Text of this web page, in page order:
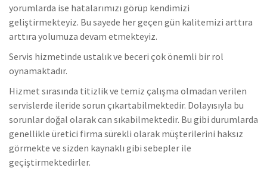
yorumlarda ise hatalarımızı görüp kendimizi
geliştirmekteyiz. Bu sayede her geçen gün kalitemizi arttıra
arttıra yolumuza devam etmekteyiz.
Servis hizmetinde ustalık ve beceri çok önemli bir rol
oynamaktadır.
Hizmet sırasında titizlik ve temiz çalışma olmadan verilen
servislerde ileride sorun çıkartabilmektedir. Dolayısıyla bu
sorunlar doğal olarak can sıkabilmektedir. Bu gibi durumlarda
genellikle üretici firma sürekli olarak müşterilerini haksız
görmekte ve sizden kaynaklı gibi sebepler ile
geçiştirmektedirler.